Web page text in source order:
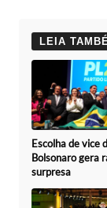
LEIA
Escolha de vice
Bolsonaro gera
surpresa